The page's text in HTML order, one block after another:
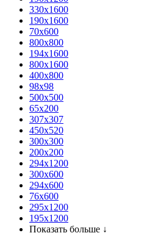
330x1600
190x1600
70x600
800x800
194x1600
800x1600
400х800
98x98
500x500
65x200
307x307
450x520
300x300
200x200
294x1200
300x600
294x600
76х600
295х1200
195х1200
Показать больше ↓